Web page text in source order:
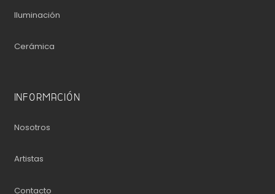
Iluminación
Cerámica
INFORMACIÓN
Nosotros
Artistas
Contacto